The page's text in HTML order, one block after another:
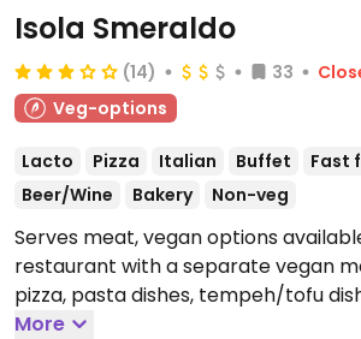
Isola Smeraldo
(14) 33
Veg-options
Lacto Pizza Italian Buffet Fast
Beer/Wine
Bakery Non-veg
Serves meat, vegan options
restaurant with a separate vegan
pizza, pasta dishes, tempeh/tofu
Open Mon-Sun 11:30-14:30, 18:00-21:30.
More